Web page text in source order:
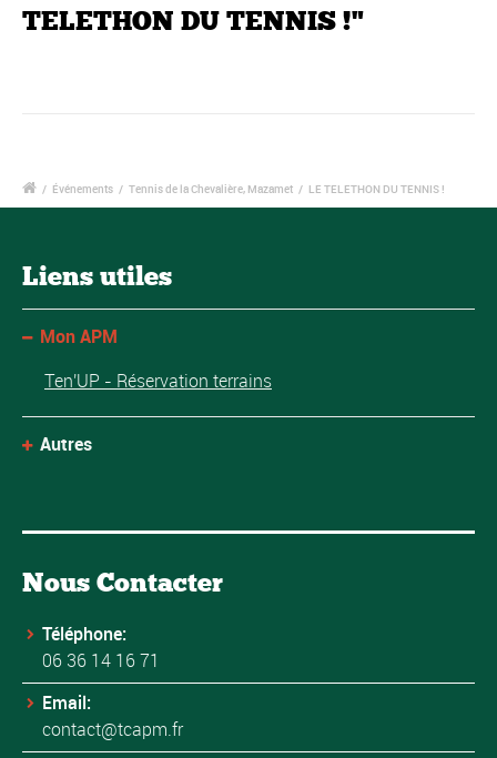
TELETHON DU TENNIS !"
/ Événements / Tennis de la Chevalière, Mazamet / LE TELETHON DU TENNIS !
Liens utiles
Mon APM
Ten'UP - Réservation terrains
Autres
Nous Contacter
Téléphone:
06 36 14 16 71
Email:
contact@tcapm.fr